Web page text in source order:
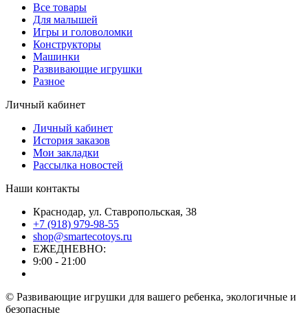
Все товары
Для малышей
Игры и головоломки
Конструкторы
Машинки
Развивающие игрушки
Разное
Личный кабинет
Личный кабинет
История заказов
Мои закладки
Рассылка новостей
Наши контакты
Краснодар, ул. Ставропольская, 38
+7 (918) 979-98-55
shop@smartecotoys.ru
ЕЖЕДНЕВНО:
9:00 - 21:00
© Развивающие игрушки для вашего ребенка, экологичные и
безопасные